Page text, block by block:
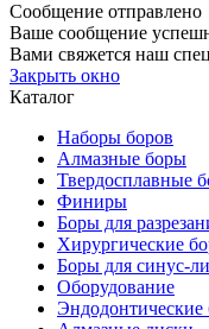
Сообщение отправлено
Ваше сообщение
Вами свяжется наш
Закрыть окно
Каталог
Наборы боров
Алмазные боры
Твердосплавные
Финиры
Боры для
Хирургические
Боры для синус-
Оборудование
Эндодонтические